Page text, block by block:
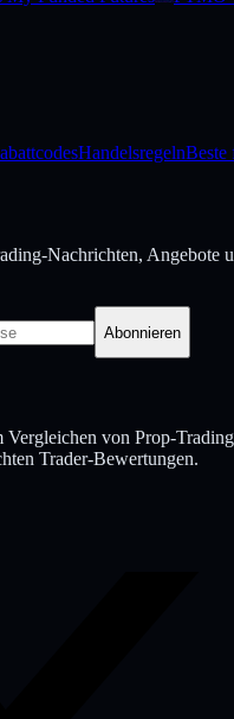
HandelsregelnBeste
Nachrichten, Angebote
Abonnieren
von Prop-
Trader-Bewertungen.